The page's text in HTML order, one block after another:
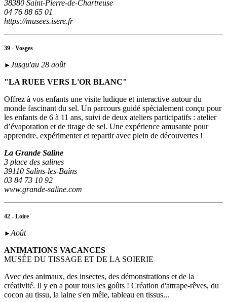
38380 Saint-Pierre-de-Chartreuse
04 76 88 65 01
https://musees.isere.fr
39 - Vosges
► Jusqu'au 28 août
"LA RUEE VERS L'OR BLANC"
Offrez à vos enfants une visite ludique et interactive autour du
monde fascinant du sel. Un parcours guidé spécialement conçu pour
les enfants de 6 à 11 ans, suivi de deux ateliers participatifs : atelier
d’évaporation et de tirage de sel. Une expérience amusante pour
apprendre, expérimenter et repartir avec plein de découvertes !
La Grande Saline
3 place des salines
39110 Salins-les-Bains
03 84 73 10 92
www.grande-saline.com
42 - Loire
►Août
ANIMATIONS VACANCES
MUSÉE DU TISSAGE ET DE LA SOIERIE
Avec des animaux, des insectes, des démonstrations et de la
créativité. Il y en a pour tous les goûts ! Création d'attrape-rêves, du
cocon au tissu, la laine s'en mêle, tableau en tissus...